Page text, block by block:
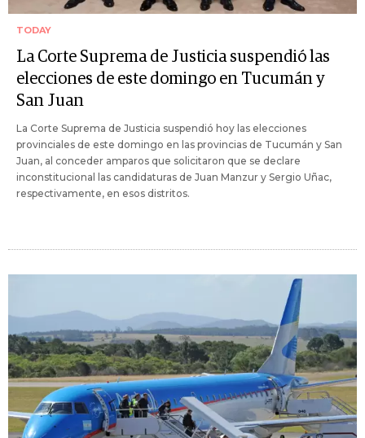
TODAY
La Corte Suprema de Justicia suspendió las
elecciones de este domingo en Tucumán y
San Juan
La Corte Suprema de Justicia suspendió hoy las elecciones
provinciales de este domingo en las provincias de Tucumán y San
Juan, al conceder amparos que solicitaron que se declare
inconstitucional las candidaturas de Juan Manzur y Sergio Uñac,
respectivamente, en esos distritos.